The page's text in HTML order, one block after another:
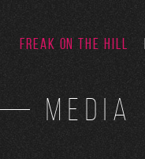
FREAK ON THE HILL
MEDIA